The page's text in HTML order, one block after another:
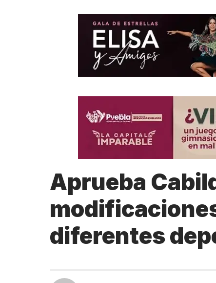
Aprueba
diferentes